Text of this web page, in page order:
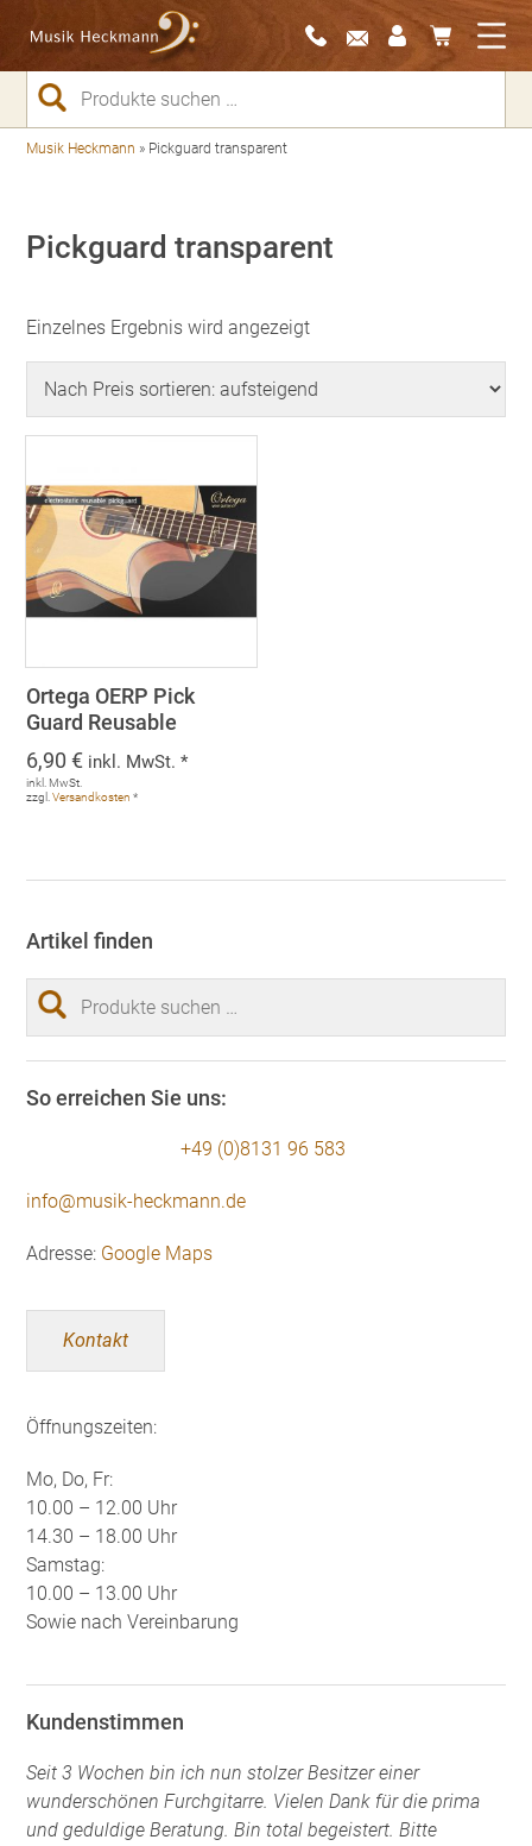
Suchen
nach:
Musik Heckmann » Pickguard transparent
Pickguard transparent
Einzelnes Ergebnis wird angezeigt
Ortega OERP Pick
Guard Reusable
6,90€ inkl. MwSt. *
inkl. MwSt.
zzgl.Versandkosten *
Artikel finden
Suchen
nach:
So erreichen Sie uns:
+49 (0)8131 96 583
info@musik-heckmann.de
Adresse: Google Maps
Kontakt
Öffnungszeiten:
Mo, Do, Fr:
10.00 – 12.00 Uhr
14.30 – 18.00 Uhr
Samstag:
10.00 – 13.00 Uhr
Sowie nach Vereinbarung
Kundenstimmen
Seit 3 Wochen bin ich nun stolzer Besitzer einer
wunderschönen Furchgitarre. Vielen Dank für die prima
und geduldige Beratung. Bin total begeistert. Bitte